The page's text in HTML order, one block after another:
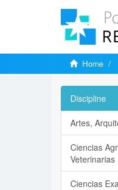
Home
Discipline
Artes,
Ciencias
Veterinarias
Ciencias